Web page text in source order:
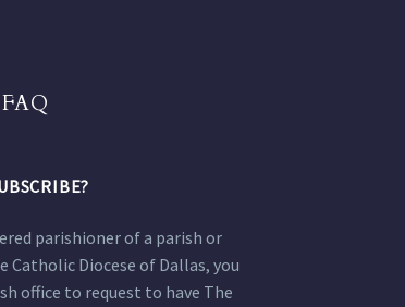
parishioner of a parish or
Catholic Diocese of Dallas, you
office to request to have The